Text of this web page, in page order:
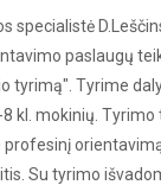
specialistė
paslaugų
tyrimą". Tyrime
kl. mokinių. Tyrimo
profesinį
Su tyrimo